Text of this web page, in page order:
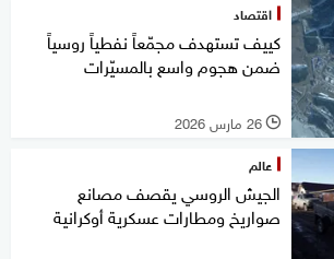
اقتصاد
كييف تستهدف مجمّعاً نفطياً روسياً
ضمن هجوم واسع بالمسيّرات
l 26 مارس 2026
عالم
الجيش الروسي يقصف مصانع
صواريخ ومطارات عسكرية أوكرانية